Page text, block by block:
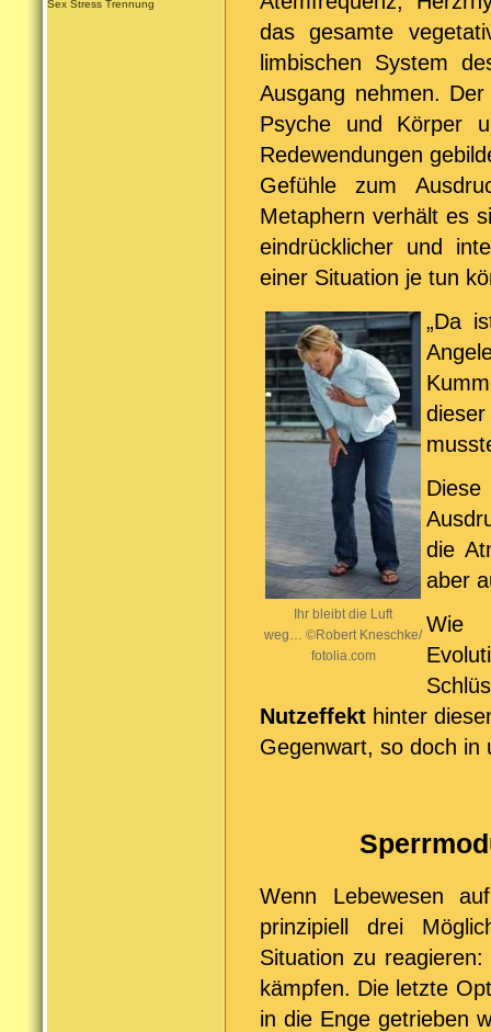
Sex Stress Trennung
das gesamte
limbischen System
Ausgang nehmen. Der
Psyche und Körper
Redewendungen
Gefühle zum
Metaphern verhält es
eindrücklicher und
einer Situation je tun
Ihr bleibt die Luft
weg… ©Robert Kneschke/
fotolia.com
„Da
dieser
die
aber
Nutzeffekt hinter
Gegenwart, so doch in
Sperrmodus
Wenn Lebewesen
prinzipiell drei
Situation zu
kämpfen. Die letzte
in die Enge getrieben